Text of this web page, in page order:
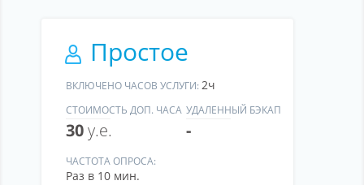
Простое
ВКЛЮЧЕНО ЧАСОВ УСЛУГИ: 2ч
СТОИМОСТЬ ДОП. ЧАСА
30у.е.
УДАЛЕННЫЙ БЭКАП
-
ЧАСТОТА ОПРОСА:
Раз в 10 мин.